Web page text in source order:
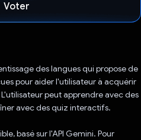
Voter
des langues qui propose de
pour aider l'utilisateur à acquérir
peut apprendre avec des
avec des quiz interactifs.
basé sur l'API Gemini. Pour